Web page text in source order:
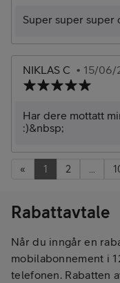
Super super super
NIKLAS C • 15/06/
Har dere mottatt
:)&nbsp;
« 1 2
Rabattavtale
Når du inngår en
mobilabonnement i
telefonen. Rabatten